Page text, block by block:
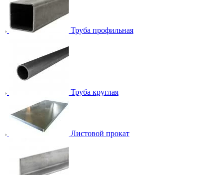
Труба профильная
Труба круглая
Листовой прокат